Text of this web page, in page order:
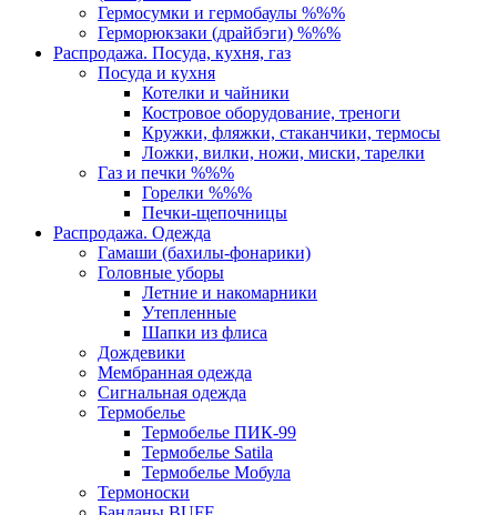
Гермосумки и гермобаулы %%%
Герморюкзаки (драйбэги) %%%
Распродажа. Посуда, кухня, газ
Посуда и кухня
Котелки и чайники
Костровое оборудование, треноги
Кружки, фляжки, стаканчики, термосы
Ложки, вилки, ножи, миски, тарелки
Газ и печки %%%
Горелки %%%
Печки-щепочницы
Распродажа. Одежда
Гамаши (бахилы-фонарики)
Головные уборы
Летние и накомарники
Утепленные
Шапки из флиса
Дождевики
Мембранная одежда
Сигнальная одежда
Термобелье
Термобелье ПИК-99
Термобелье Satila
Термобелье Мобула
Термоноски